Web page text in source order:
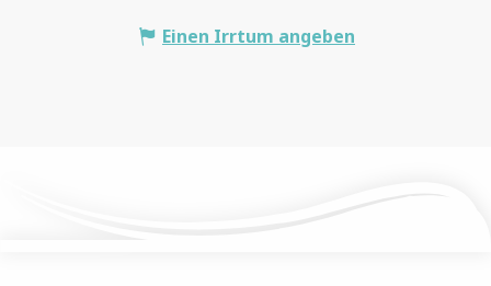
Einen Irrtum angeben